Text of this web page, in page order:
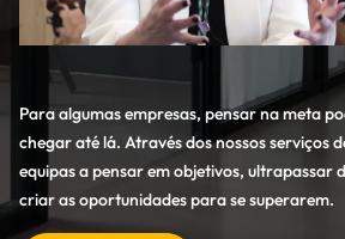
Para algumas empresas, pensar na meta
chegar até lá. Através dos nossos serviços
equipas a pensar em objetivos, ultrapassar
criar as oportunidades para se superarem.